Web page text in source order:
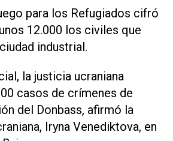
para los Refugiados cifró
12.000 los civiles que
industrial.
la justicia ucraniana
casos de crímenes de
del Donbass, afirmó la
Iryna Venediktova, en